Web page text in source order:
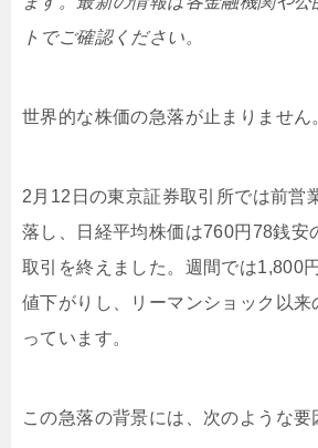
トでご確認ください。
世界的な株価の急落が止まりません
2月12日の東京証券取引所では前営
落し、日経平均株価は760円78銭安
取引を終えました。週間では1,800
値下がりし、リーマンショック以来
っています。
この急落の背景には、次のような要